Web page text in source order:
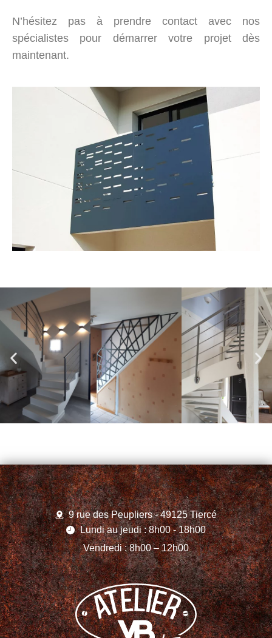
N’hésitez pas à prendre contact avec nos
spécialistes pour démarrer votre projet dès
maintenant.
9 rue des Peupliers - 49125 Tiercé
Lundi au jeudi : 8h00 - 18h00
Vendredi : 8h00 – 12h00